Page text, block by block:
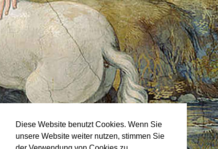
Diese Website benutzt Cookies. Wenn Sie
unsere Website weiter nutzen, stimmen Sie